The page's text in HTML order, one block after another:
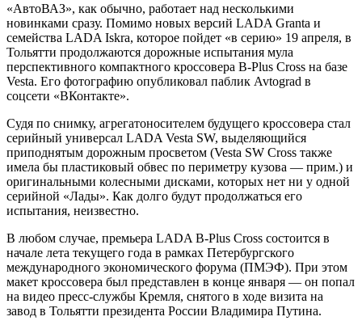
«АвтоВАЗ», как обычно, работает над несколькими
новинками сразу. Помимо новых версий LADA Granta и
семейства LADA Iskra, которое пойдет «в серию» 19 апреля, в
Тольятти продолжаются дорожные испытания мула
перспективного компактного кроссовера B-Plus Cross на базе
Vesta. Его фотографию опубликовал паблик Avtograd в
соцсети «ВКонтакте».
Судя по снимку, агрегатоносителем будущего кроссовера стал
серийный универсал LADA Vesta SW, выделяющийся
приподнятым дорожным просветом (Vesta SW Cross также
имела бы пластиковый обвес по периметру кузова — прим.) и
оригинальными колесными дисками, которых нет ни у одной
серийной «Лады». Как долго будут продолжаться его
испытания, неизвестно.
В любом случае, премьера LADA B-Plus Cross состоится в
начале лета текущего года в рамках Петербургского
международного экономического форума (ПМЭФ). При этом
макет кроссовера был представлен в конце января — он попал
на видео пресс-службы Кремля, снятого в ходе визита на
завод в Тольятти президента России Владимира Путина.